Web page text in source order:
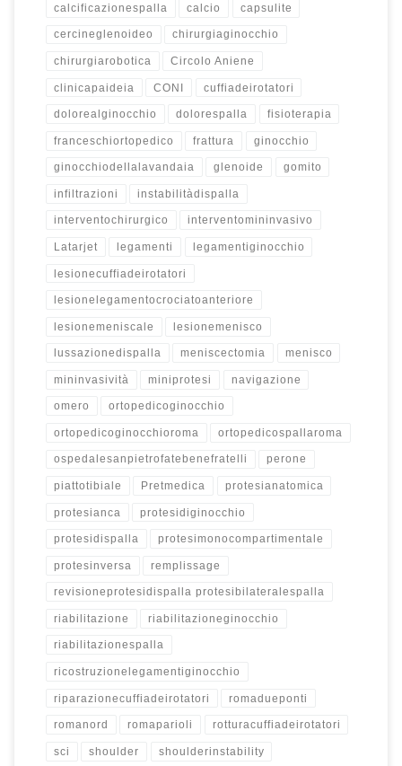
calcificazionespalla calcio capsulite
cercineglenoideo chirurgiaginocchio
chirurgiarobotica Circolo Aniene
clinicapaideia CONI cuffiadeirotatori
dolorealginocchio dolorespalla fisioterapia
franceschiortopedico frattura ginocchio
ginocchiodellalavandaia glenoide gomito
infiltrazioni instabilitàdispalla
interventochirurgico interventomininvasivo
Latarjet legamenti legamentiginocchio
lesionecuffiadeirotatori
lesionelegamentocrociatoanteriore
lesionemeniscale lesionemenisco
lussazionedispalla meniscectomia menisco
mininvasività miniprotesi navigazione
omero ortopedicoginocchio
ortopedicoginocchioroma ortopedicospallaroma
ospedalesanpietrofatebenefratelli perone
piattotibiale Pretmedica protesianatomica
protesianca protesidiginocchio
protesidispalla protesimonocompartimentale
protesinversa remplissage
revisioneprotesidispalla protesibilateralespalla
riabilitazione riabilitazioneginocchio
riabilitazionespalla
ricostruzionelegamentiginocchio
riparazionecuffiadeirotatori romadueponti
romanord romaparioli rotturacuffiadeirotatori
sci shoulder shoulderinstability